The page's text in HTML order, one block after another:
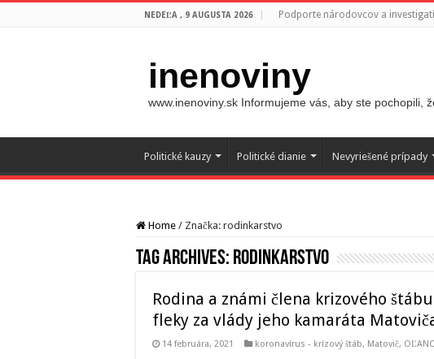
NEDEĽA , 9 AUGUSTA 2026 Podporte národovcov a
inenoviny
www.inenoviny.sk Informujeme vás, aby ste pochopili,
Politické kauzy Politické dianie Nevyriešené prípady
Home / Značka: rodinkarstvo
Tag Archives: rodinkarstvo
Rodina a známi člena krizového
fleky za vlády jeho kamaráta
14 februára, 2021 koronavírus - krízový štáb, Matovič,